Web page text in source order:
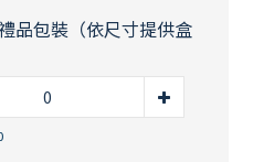
品包裝（依尺寸提供盒